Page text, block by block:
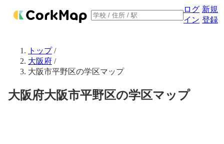
ログ
イン
新規
登録
トップ/
大阪府 /
大阪市平野区の学区マップ
大阪府大阪市平野区の学区マップ